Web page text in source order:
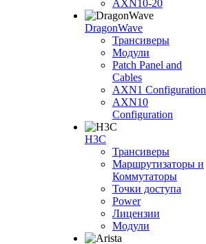
AXN10-20
DragonWave
Трансиверы
Модули
Patch Panel and
Cables
AXN1 Configuration
AXN10
Configuration
H3С
Трансиверы
Маршрутизаторы и
Коммутаторы
Точки доступа
Power
Лицензии
Модули